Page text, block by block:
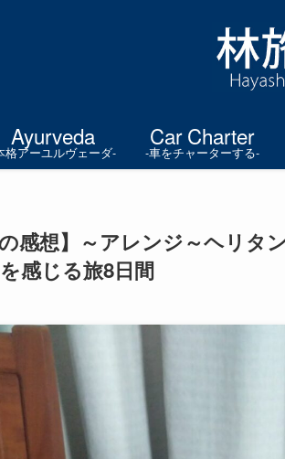
Ayurveda
格アーユルヴェーダ-
Car Charter
-車をチャーターする-
の感想】～アレンジ～ヘリ
感じる旅8日間